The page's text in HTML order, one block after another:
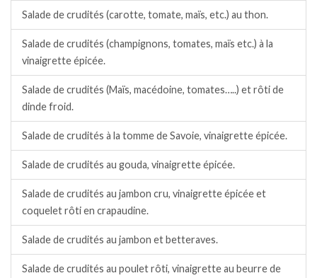
Salade de crudités (carotte, tomate, maïs, etc.) au thon.
Salade de crudités (champignons, tomates, maïs etc.) à la
vinaigrette épicée.
Salade de crudités (Maïs, macédoine, tomates…..) et rôti de
dinde froid.
Salade de crudités à la tomme de Savoie, vinaigrette épicée.
Salade de crudités au gouda, vinaigrette épicée.
Salade de crudités au jambon cru, vinaigrette épicée et
coquelet rôti en crapaudine.
Salade de crudités au jambon et betteraves.
Salade de crudités au poulet rôti, vinaigrette au beurre de